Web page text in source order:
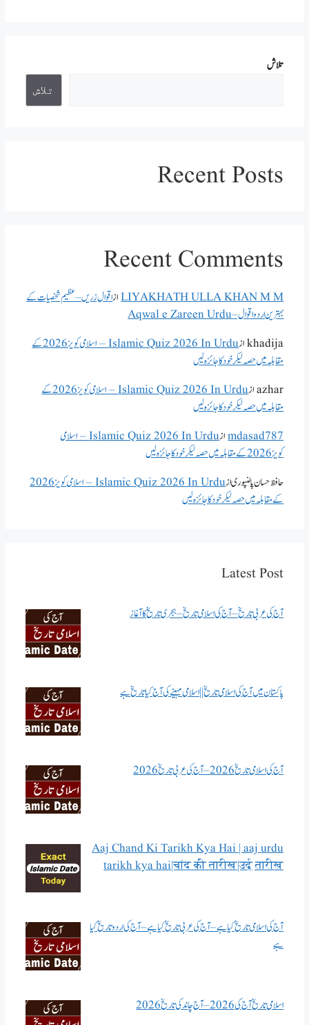
تلاش
تلاش
Recent Posts
Recent Comments
LIYAKHATH ULLA KHAN M Mازاقوال زریں – عظیم شخصیات کے
بہترین اردو اقوال – Aqwal e Zareen Urdu
khadijaاز
Islamic Quiz 2026 In Urdu – اسلامی کویز 2026 کے
مقابلہ میں حصہ لیکر خود کا جائزہ لیں
azharاز
Islamic Quiz 2026 In Urdu – اسلامی کویز 2026 کے
مقابلہ میں حصہ لیکر خود کا جائزہ لیں
mdasad787از
Islamic Quiz 2026 In Urdu – اسلامی
کویز 2026 کے مقابلہ میں حصہ لیکر خود کا جائزہ لیں
حافظ حسان پالنپوریاز
Islamic Quiz 2026 In Urdu – اسلامی کویز 2026
کے مقابلہ میں حصہ لیکر خود کا جائزہ لیں
Latest Post
آج کی عربی تاریخ – آج کی اسلامی تاریخ – ہجری تاریخ کا آغاز
پاکستان میں آج کی اسلامی تاریخ || اسلامی مہینے کی آج کیا تاریخ ہے
آج کی اسلامی تاریخ 2026 – آج کی عربی تاریخ 2026
Aaj Chand Ki Tarikh Kya Hai | aaj urdu
tarikh kya hai|चांद की तारीख|उर्दू तारीख
آج کی اسلامی تاریخ کیا ہے – آج کی عربی تاریخ کیا ہے – آج کی اردو تاریخ کیا
ہے
اسلامی تاریخ آج کی 2026 – آج چاند کی تاریخ 2026